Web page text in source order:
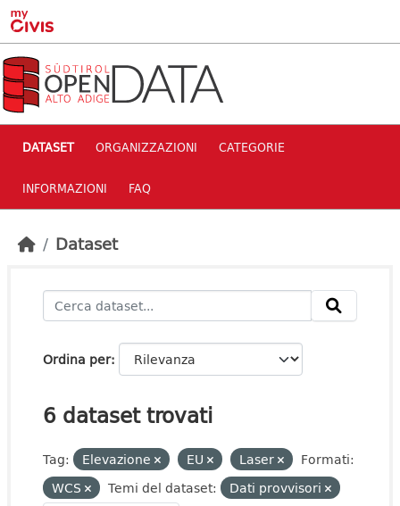
Skip to main content
DATASET ORGANIZZAZIONI CATEGORIE
INFORMAZIONI FAQ
Dataset
Ordina per
6 dataset trovati
Tag: Elevazione EU Laser
Formati:
WCS
Temi del dataset:
Dati provvisori